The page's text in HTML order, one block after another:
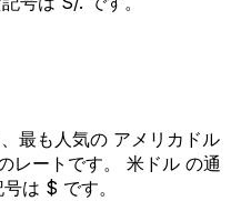
最も人気の アメリカドル
レートです。 米ドル の通
は $ です。